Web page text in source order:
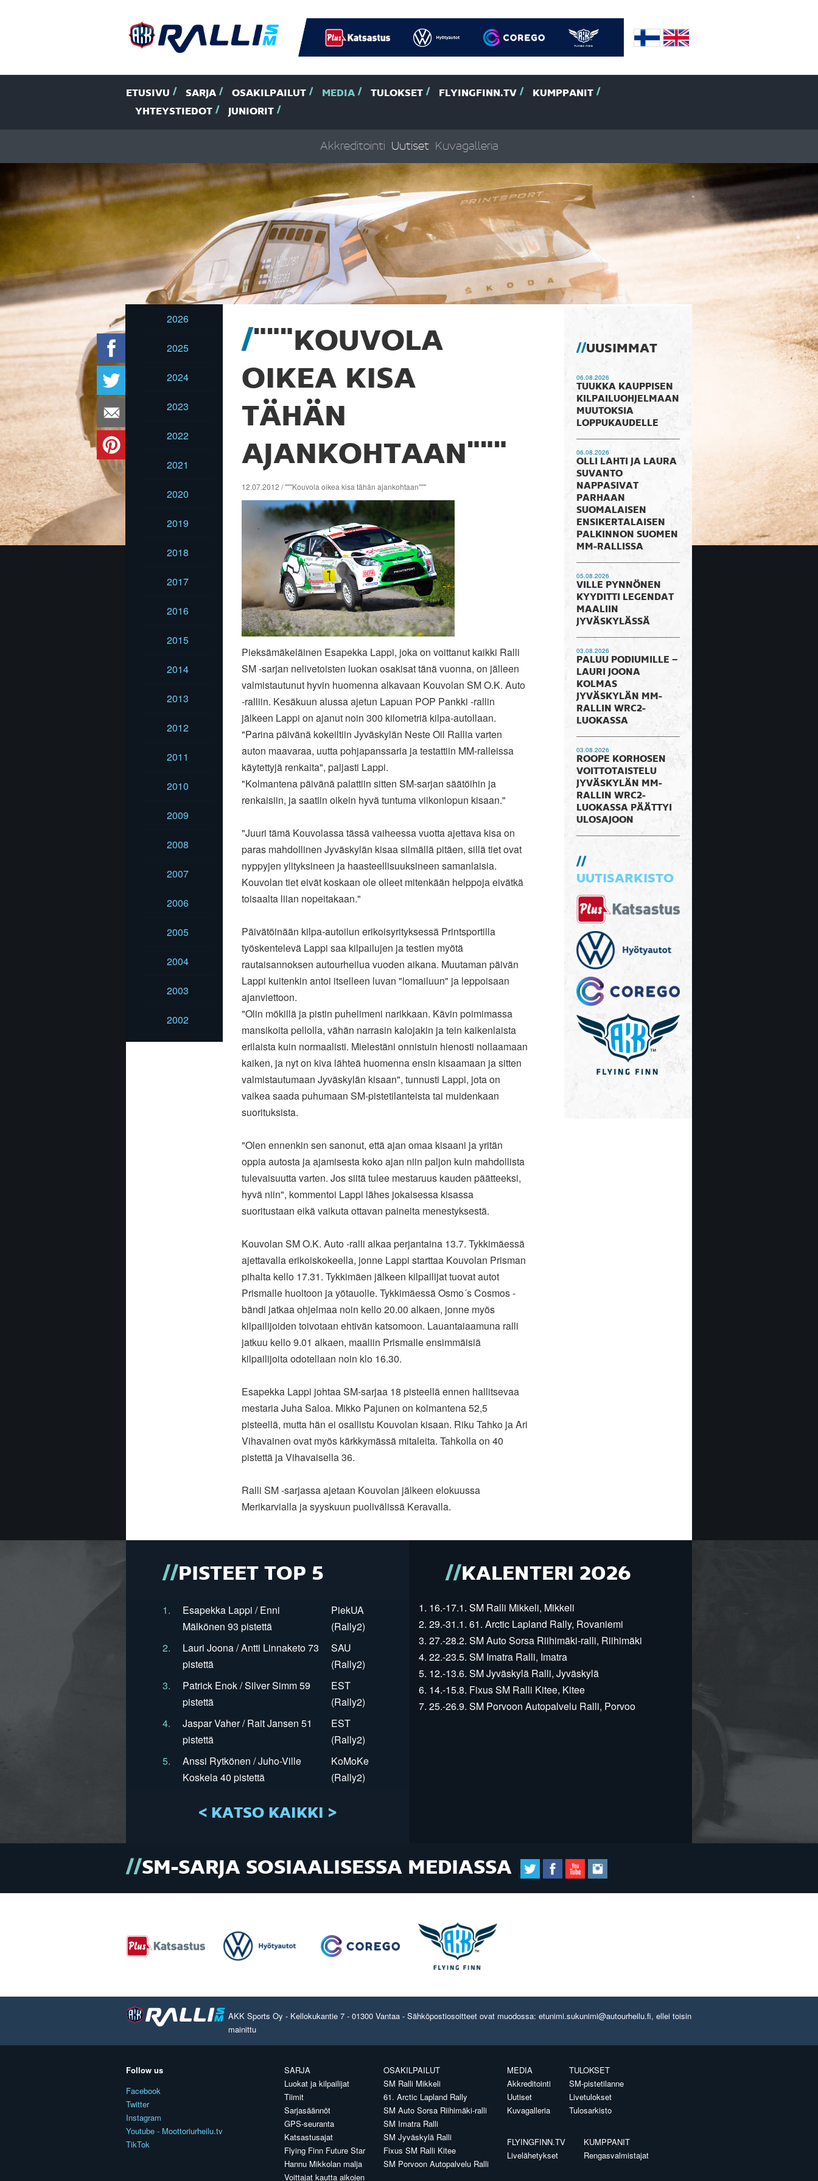
ETUSIVU SARJA OSAKILPAILUT MEDIA TULOKSET FLYINGFINN.TV
KUMPPANIT
YHTEYSTIEDOT
JUNIORIT
Akkreditointi Uutiset Kuvagalleria
2026
2025
2024
2023
2022
2021
2020
2019
2018
2017
2016
2015
2014
2013
2012
2011
2010
2009
2008
2007
2006
2005
2004
2003
2002
"""KOUVOLA
OIKEA KISA
TÄHÄN
AJANKOHTAAN"""
12.07.2012 / """Kouvola oikea kisa tähän ajankohtaan"""
Pieksämäkeläinen Esapekka Lappi, joka on voittanut kaikki Ralli
SM -sarjan nelivetoisten luokan osakisat tänä vuonna, on jälleen
valmistautunut hyvin huomenna alkavaan Kouvolan SM O.K. Auto
-ralliin. Kesäkuun alussa ajetun Lapuan POP Pankki -rallin
jälkeen Lappi on ajanut noin 300 kilometriä kilpa-autollaan.
"Parina päivänä kokeiltiin Jyväskylän Neste Oil Rallia varten
auton maavaraa, uutta pohjapanssaria ja testattiin MM-ralleissa
käytettyjä renkaita", paljasti Lappi.
"Kolmantena päivänä palattiin sitten SM-sarjan säätöihin ja
renkaisiin, ja saatiin oikein hyvä tuntuma viikonlopun kisaan."
"Juuri tämä Kouvolassa tässä vaiheessa vuotta ajettava kisa on
paras mahdollinen Jyväskylän kisaa silmällä pitäen, sillä tiet ovat
nyppyjen ylityksineen ja haasteellisuuksineen samanlaisia.
Kouvolan tiet eivät koskaan ole olleet mitenkään helppoja eivätkä
toisaalta liian nopeitakaan."
Päivätöinään kilpa-autoilun erikoisyrityksessä Printsportilla
työskentelevä Lappi saa kilpailujen ja testien myötä
rautaisannoksen autourheilua vuoden aikana. Muutaman päivän
Lappi kuitenkin antoi itselleen luvan "lomailuun" ja leppoisaan
ajanviettoon.
"Olin mökillä ja pistin puhelimeni narikkaan. Kävin poimimassa
mansikoita pellolla, vähän narrasin kalojakin ja tein kaikenlaista
erilaista kuin normaalisti. Mielestäni onnistuin hienosti nollaamaan
kaiken, ja nyt on kiva lähteä huomenna ensin kisaamaan ja sitten
valmistautumaan Jyväskylän kisaan", tunnusti Lappi, jota on
vaikea saada puhumaan SM-pistetilanteista tai muidenkaan
suorituksista.
"Olen ennenkin sen sanonut, että ajan omaa kisaani ja yritän
oppia autosta ja ajamisesta koko ajan niin paljon kuin mahdollista
tulevaisuutta varten. Jos siitä tulee mestaruus kauden päätteeksi,
hyvä niin", kommentoi Lappi lähes jokaisessa kisassa
suoritustaan eikä vaikuta ottavan paineita menestyksestä.
Kouvolan SM O.K. Auto -ralli alkaa perjantaina 13.7. Tykkimäessä
ajettavalla erikoiskokeella, jonne Lappi starttaa Kouvolan Prisman
pihalta kello 17.31. Tykkimäen jälkeen kilpailijat tuovat autot
Prismalle huoltoon ja yötauolle. Tykkimäessä Osmo´s Cosmos -
bändi jatkaa ohjelmaa noin kello 20.00 alkaen, jonne myös
kilpailijoiden toivotaan ehtivän katsomoon. Lauantaiaamuna ralli
jatkuu kello 9.01 alkaen, maaliin Prismalle ensimmäisiä
kilpailijoita odotellaan noin klo 16.30.
Esapekka Lappi johtaa SM-sarjaa 18 pisteellä ennen hallitsevaa
mestaria Juha Saloa. Mikko Pajunen on kolmantena 52,5
pisteellä, mutta hän ei osallistu Kouvolan kisaan. Riku Tahko ja Ari
Vihavainen ovat myös kärkkymässä mitaleita. Tahkolla on 40
pistettä ja Vihavaisella 36.
Ralli SM -sarjassa ajetaan Kouvolan jälkeen elokuussa
Merikarvialla ja syyskuun puolivälissä Keravalla.
UUSIMMAT
06.08.2026
TUUKKA KAUPPISEN
KILPAILUOHJELMAAN
MUUTOKSIA
LOPPUKAUDELLE
06.08.2026
OLLI LAHTI JA LAURA
SUVANTO
NAPPASIVAT
PARHAAN
SUOMALAISEN
ENSIKERTALAISEN
PALKINNON SUOMEN
MM-RALLISSA
05.08.2026
VILLE PYNNÖNEN
KYYDITTI LEGENDAT
MAALIIN
JYVÄSKYLÄSSÄ
03.08.2026
PALUU PODIUMILLE –
LAURI JOONA
KOLMAS
JYVÄSKYLÄN MM-
RALLIN WRC2-
LUOKASSA
03.08.2026
ROOPE KORHOSEN
VOITTOTAISTELU
JYVÄSKYLÄN MM-
RALLIN WRC2-
LUOKASSA PÄÄTTYI
ULOSAJOON
UUTISARKISTO
PISTEET TOP 5
1.
Esapekka Lappi / Enni
Mälkönen 93 pistettä
PiekUA
(Rally2)
2.
Lauri Joona / Antti Linnaketo 73
pistettä
SAU
(Rally2)
3.
Patrick Enok / Silver Simm 59
pistettä
EST
(Rally2)
4.
Jaspar Vaher / Rait Jansen 51
pistettä
EST
(Rally2)
5.
Anssi Rytkönen / Juho-Ville
Koskela 40 pistettä
KoMoKe
(Rally2)
< KATSO KAIKKI >
KALENTERI 2026
1. 16.-17.1. SM Ralli Mikkeli, Mikkeli
2. 29.-31.1. 61. Arctic Lapland Rally, Rovaniemi
3. 27.-28.2. SM Auto Sorsa Riihimäki-ralli, Riihimäki
4. 22.-23.5. SM Imatra Ralli, Imatra
5. 12.-13.6. SM Jyväskylä Ralli, Jyväskylä
6. 14.-15.8. Fixus SM Ralli Kitee, Kitee
7. 25.-26.9. SM Porvoon Autopalvelu Ralli, Porvoo
SM-SARJA SOSIAALISESSA MEDIASSA
AKK Sports Oy - Kellokukantie 7 - 01300 Vantaa - Sähköpostiosoitteet ovat muodossa: etunimi.sukunimi@autourheilu.fi, ellei toisin
mainittu
Follow us
Facebook
Twitter
Instagram
Youtube - Moottoriurheilu.tv
TikTok
SARJA
Luokat ja kilpailijat
Tiimit
Sarjasäännöt
GPS-seuranta
Katsastusajat
Flying Finn Future Star
Hannu Mikkolan malja
Voittajat kautta aikojen
OSAKILPAILUT
SM Ralli Mikkeli
61. Arctic Lapland Rally
SM Auto Sorsa Riihimäki-ralli
SM Imatra Ralli
SM Jyväskylä Ralli
Fixus SM Ralli Kitee
SM Porvoon Autopalvelu Ralli
MEDIA
Akkreditointi
Uutiset
Kuvagalleria
TULOKSET
SM-pistetilanne
Livetulokset
Tulosarkisto
FLYINGFINN.TV
Livelähetykset
KUMPPANIT
Rengasvalmistajat